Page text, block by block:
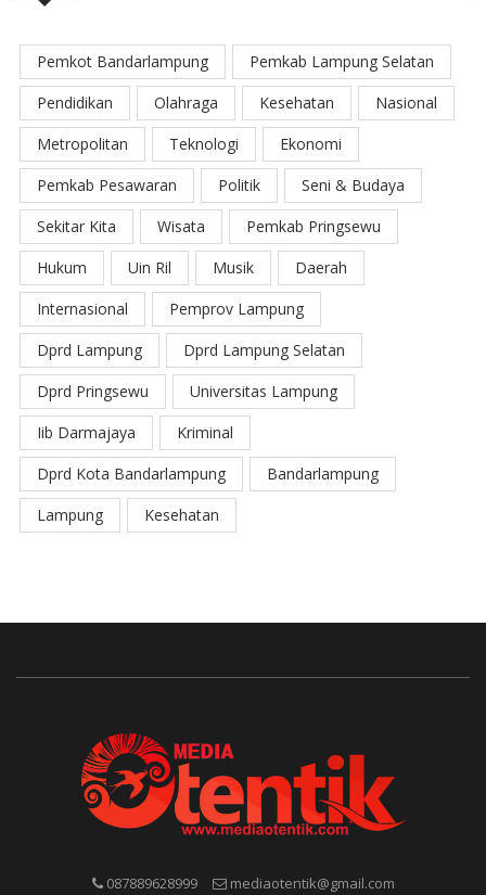
Pemkot Bandarlampung
Pemkab Lampung Selatan
Pendidikan
Olahraga Kesehatan
Nasional
Metropolitan
Teknologi
Ekonomi
Pemkab Pesawaran
Politik
Seni & Budaya
Sekitar Kita
Wisata
Pemkab Pringsewu
Hukum
Uin Ril Musik
Daerah
Internasional
Pemprov Lampung
Dprd Lampung
Dprd Lampung Selatan
Dprd Pringsewu
Universitas Lampung
Iib Darmajaya
Kriminal
Dprd Kota Bandarlampung
Bandarlampung
Lampung
Kesehatan
087889628999 mediaotentik@gmail.com